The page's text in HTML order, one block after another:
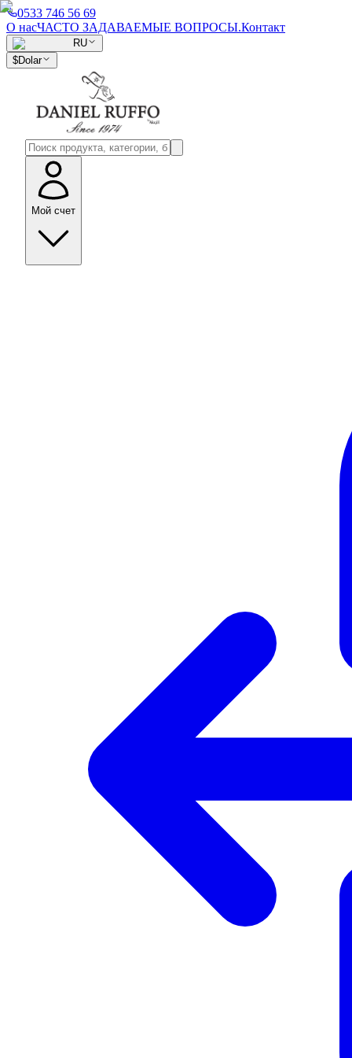
0533 746 56 69
О насЧАСТО ЗАДАВАЕМЫЕ ВОПРОСЫ.Контакт
RU
$Dolar
Мой счет